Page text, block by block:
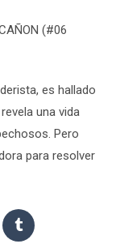
(#06
es hallado
una vida
Pero
para resolver